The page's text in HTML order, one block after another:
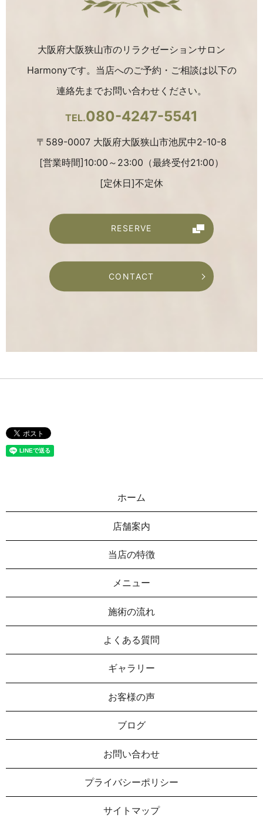
大阪府大阪狭山市のリラクゼーションサロン
Harmonyです。 当店へのご予約・ご相談は以下の
連絡先までお問い合わせください。
TEL.080-4247-5541
〒589-0007 大阪府大阪狭山市池尻中2-10-8
[営業時間]10:00～23:00（最終受付21:00）
[定休日]不定休
RESERVE
CONTACT
ホーム
店舗案内
当店の特徴
メニュー
施術の流れ
よくある質問
ギャラリー
お客様の声
ブログ
お問い合わせ
プライバシーポリシー
サイトマップ